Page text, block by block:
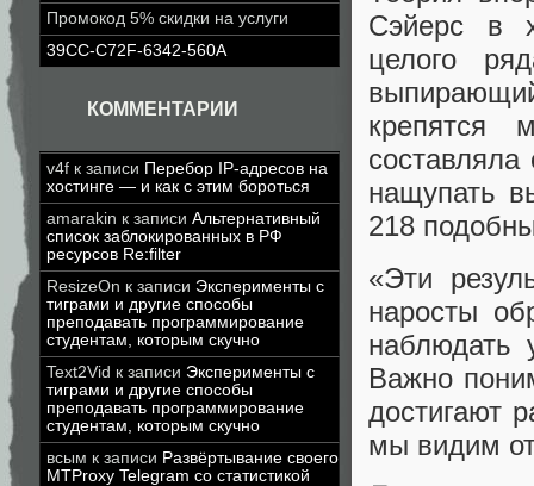
Промокод 5% скидки на услуги
39CC-C72F-6342-560A
КОММЕНТАРИИ
v4f к записи Перебор IP-адресов на
хостинге — и как с этим бороться
amarakin к записи Альтернативный
список заблокированных в РФ
ресурсов Re:filter
ResizeOn к записи Эксперименты с
тиграми и другие способы
преподавать программирование
студентам, которым скучно
Text2Vid к записи Эксперименты с
тиграми и другие способы
преподавать программирование
студентам, которым скучно
всым к записи Развёртывание своего
MTProxy Telegram со статистикой
Сэйерс в
целого
крепятся
нащупать
218
«Эти
наросты
Важно
достигают
мы видим